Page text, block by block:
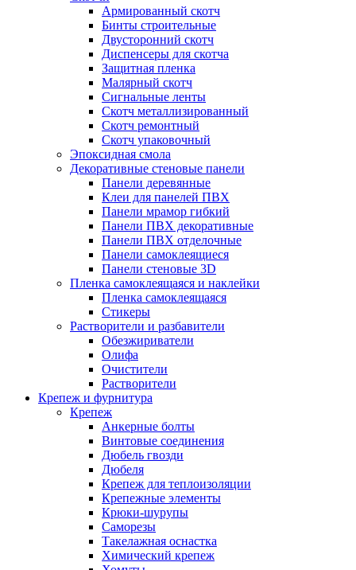
Армированный скотч
Бинты строительные
Двусторонний скотч
Диспенсеры для скотча
Защитная пленка
Малярный скотч
Сигнальные ленты
Скотч металлизированный
Скотч ремонтный
Скотч упаковочный
Эпоксидная смола
Декоративные стеновые панели
Панели деревянные
Клеи для панелей ПВХ
Панели мрамор гибкий
Панели ПВХ декоративные
Панели ПВХ отделочные
Панели самоклеящиеся
Панели стеновые 3D
Пленка самоклеящаяся и наклейки
Пленка самоклеящаяся
Стикеры
Растворители и разбавители
Обезжириватели
Олифа
Очистители
Растворители
Крепеж и фурнитура
Крепеж
Анкерные болты
Винтовые соединения
Дюбель гвозди
Дюбеля
Крепеж для теплоизоляции
Крепежные элементы
Крюки-шурупы
Саморезы
Такелажная оснастка
Химический крепеж